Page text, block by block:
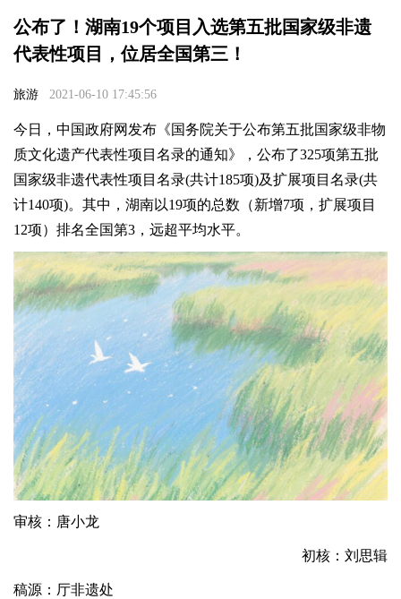
公布了！湖南19个项目入选第五批国家级非遗
代表性项目，位居全国第三！
旅游 2021-06-10 17:45:56
今日，中国政府网发布《国务院关于公布第五批国家级非物
质文化遗产代表性项目名录的通知》，公布了325项第五批
国家级非遗代表性项目名录(共计185项)及扩展项目名录(共
计140项)。其中，湖南以19项的总数（新增7项，扩展项目
12项）排名全国第3，远超平均水平。
审核：唐小龙
初核：刘思辑
稿源：厅非遗处